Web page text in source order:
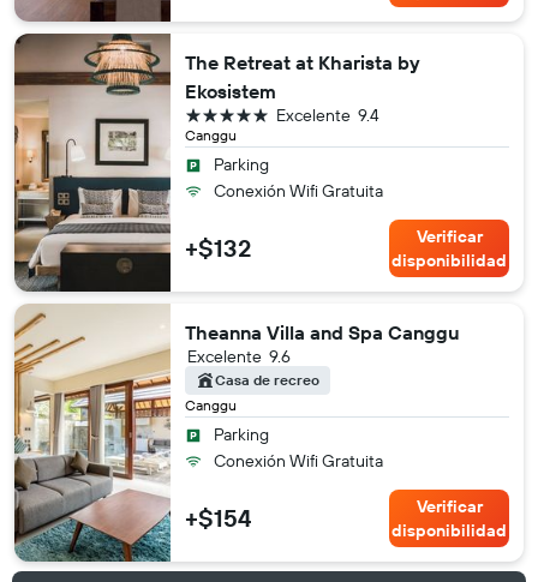
The Retreat at Kharista by
Ekosistem
Canggu
9.4
Excelente
5 estrellas
Parking
Conexión Wifi Gratuita
+$132
Verificar
disponibilidad
Theanna Villa and Spa Canggu
Canggu
9.6
Excelente
Casa de recreo
Parking
Conexión Wifi Gratuita
+$154
Verificar
disponibilidad